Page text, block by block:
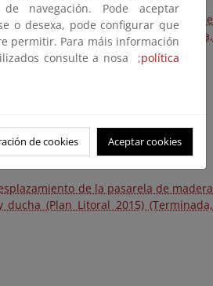
en el entorno de la playa de
a su estado original (Terminada,
de la pasarela de madera
(Plan Litoral 2015) (Terminada,
navegación. Pode aceptar
o desexa, pode configurar que
permitir. Para máis información
consulte a nosa ;política
de cookies Aceptar cookies